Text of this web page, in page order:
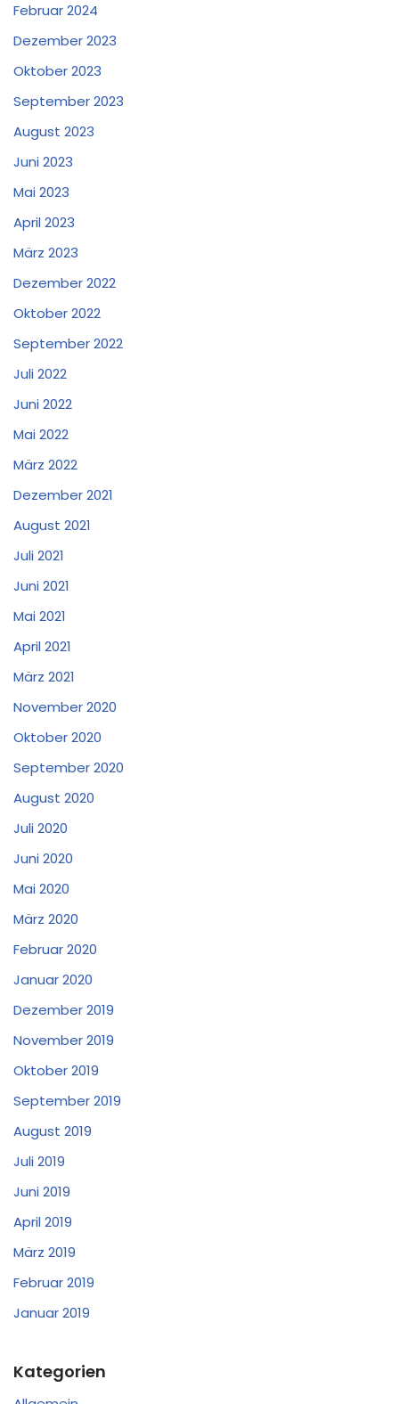
Februar 2024
Dezember 2023
Oktober 2023
September 2023
August 2023
Juni 2023
Mai 2023
April 2023
März 2023
Dezember 2022
Oktober 2022
September 2022
Juli 2022
Juni 2022
Mai 2022
März 2022
Dezember 2021
August 2021
Juli 2021
Juni 2021
Mai 2021
April 2021
März 2021
November 2020
Oktober 2020
September 2020
August 2020
Juli 2020
Juni 2020
Mai 2020
März 2020
Februar 2020
Januar 2020
Dezember 2019
November 2019
Oktober 2019
September 2019
August 2019
Juli 2019
Juni 2019
April 2019
März 2019
Februar 2019
Januar 2019
Kategorien